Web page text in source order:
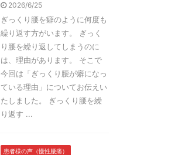
2026/6/25
ぎっくり腰を癖のように何度も
繰り返す方がいます。 ぎっく
り腰を繰り返してしまうのに
は、理由があります。 そこで
今回は「ぎっくり腰が癖になっ
ている理由」についてお伝えい
たしました。 ぎっくり腰を繰
り返す ...
患者様の声（慢性腰痛）